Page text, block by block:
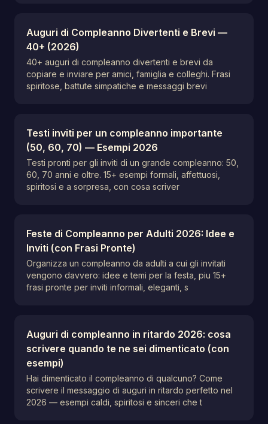
Auguri di Compleanno Divertenti e Brevi —
40+ (2026)
40+ auguri di compleanno divertenti e brevi da
copiare e inviare per amici, famiglia e colleghi. Frasi
spiritose, battute simpatiche e messaggi brevi
Testi inviti per un compleanno importante
(50, 60, 70) — Esempi 2026
Testi pronti per gli inviti di un grande compleanno: 50,
60, 70 anni e oltre. 15+ esempi formali, affettuosi,
spiritosi e a sorpresa, con cosa scriver
Feste di Compleanno per Adulti 2026: Idee e
Inviti (con Frasi Pronte)
Organizza un compleanno da adulti a cui gli invitati
vengono davvero: idee e temi per la festa, piu 15+
frasi pronte per inviti informali, eleganti, s
Auguri di compleanno in ritardo 2026: cosa
scrivere quando te ne sei dimenticato (con
esempi)
Hai dimenticato il compleanno di qualcuno? Come
scrivere il messaggio di auguri in ritardo perfetto nel
2026 — esempi caldi, spiritosi e sinceri che t